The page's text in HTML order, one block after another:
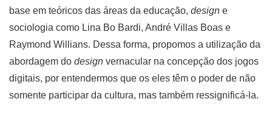
base em teóricos das áreas da educação, design e
sociologia como Lina Bo Bardi, André Villas Boas e
Raymond Willians. Dessa forma, propomos a utilização da
abordagem do design vernacular na concepção dos jogos
digitais, por entendermos que os eles têm o poder de não
somente participar da cultura, mas também ressignificá-la.